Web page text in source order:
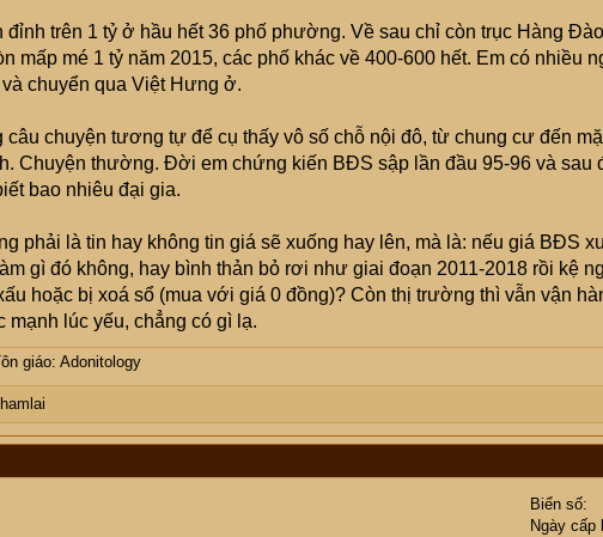
trên 1 tỷ ở hầu hết 36 phố phường. Về sau chỉ còn trục Hàng
mấp mé 1 tỷ năm 2015, các phố khác về 400-600 hết. Em có nhiều
chuyển qua Việt Hưng ở.
câu chuyện tương tự để cụ thấy vô số chỗ nội đô, từ chung cư đến
Chuyện thường. Đời em chứng kiến BĐS sập lần đầu 95-96 và sau
bao nhiêu đại gia.
phải là tin hay không tin giá sẽ xuống hay lên, mà là: nếu giá BĐS
gì đó không, hay bình thản bỏ rơi như giai đoạn 2011-2018 rồi kệ
hoặc bị xoá sổ (mua với giá 0 đồng)? Còn thị trường thì vẫn vận
mạnh lúc yếu, chẳng có gì lạ.
giáo: Adonitology
Biển số
Ngày cấp